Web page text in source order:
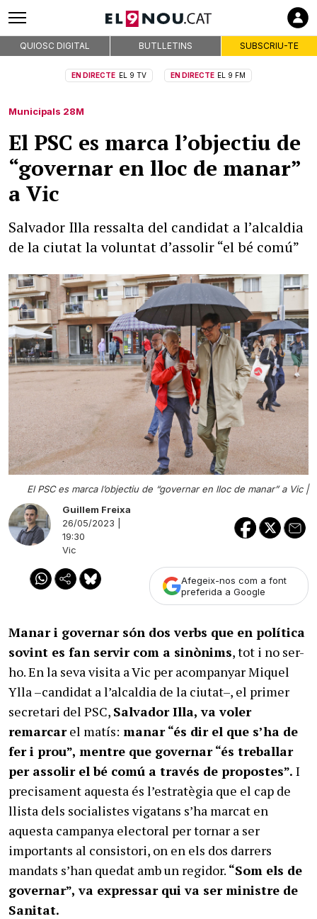
QUIOSC DIGITAL BUTLLETINS SUBSCRIU-TE
EN DIRECTE EL 9 TV EN DIRECTE EL 9 FM
Municipals 28M
El PSC es marca l’objectiu de
“governar en lloc de manar”
a Vic
Salvador Illa ressalta del candidat a l’alcaldia
de la ciutat la voluntat d’assolir “el bé comú”
El PSC es marca l’objectiu de “governar en lloc de manar” a Vic |
Guillem Freixa
26/05/2023 |
19:30
Vic
Afegeix-nos com a font
preferida a Google
Manar i governar són dos verbs que en política
sovint es fan servir com a sinònims, tot i no ser-
ho. En la seva visita a Vic per acompanyar Miquel
Ylla –candidat a l’alcaldia de la ciutat–, el primer
secretari del PSC, Salvador Illa, va voler
remarcarel matís: manar “és dir el que s’ha de
fer i prou”, mentre que governar “és treballar
per assolir el bé comú a través de propostes”. I
precisament aquesta és l’estratègia que el cap de
llista dels socialistes vigatans s’ha marcat en
aquesta campanya electoral per tornar a ser
importants al consistori, on en els dos darrers
mandats s’han quedat amb un regidor. “Som els de
governar”, va expressar qui va ser ministre de
Sanitat.